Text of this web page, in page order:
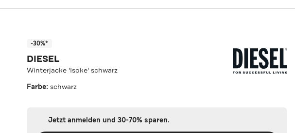
-30%*
DIESEL
Winterjacke 'Isoke' schwarz
Farbe: schwarz
Jetzt anmelden und 30-70% sparen.